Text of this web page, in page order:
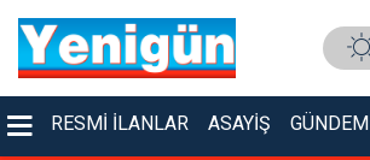
RESMI İLANLAR ASAYIŞ GÜNDEM